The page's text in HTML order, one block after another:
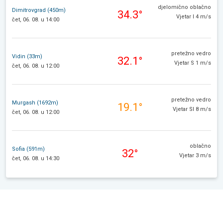
Dimitrovgrad (450m)
čet, 06. 08. u 14:00
34.3°
djelomično oblačno
Vjetar I 4 m/s
Vidin (33m)
čet, 06. 08. u 12:00
32.1°
pretežno vedro
Vjetar S 1 m/s
Murgash (1692m)
čet, 06. 08. u 12:00
19.1°
pretežno vedro
Vjetar SI 8 m/s
Sofia (591m)
čet, 06. 08. u 14:30
32°
oblačno
Vjetar 3 m/s